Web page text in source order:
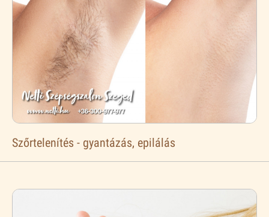
Szőrtelenítés - gyantázás, epilálás